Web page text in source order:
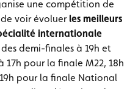
une compétition de
voir évoluerles meilleurs
internationale
demi-finales à 19h et
17h pour la finale M22, 18h
pour la finale National